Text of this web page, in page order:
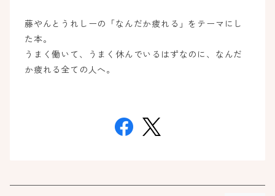
藤やんとうれしーの「なんだか疲れる」をテーマにし
た本。
うまく働いて、うまく休んでいるはずなのに、なんだ
か疲れる全ての人へ。